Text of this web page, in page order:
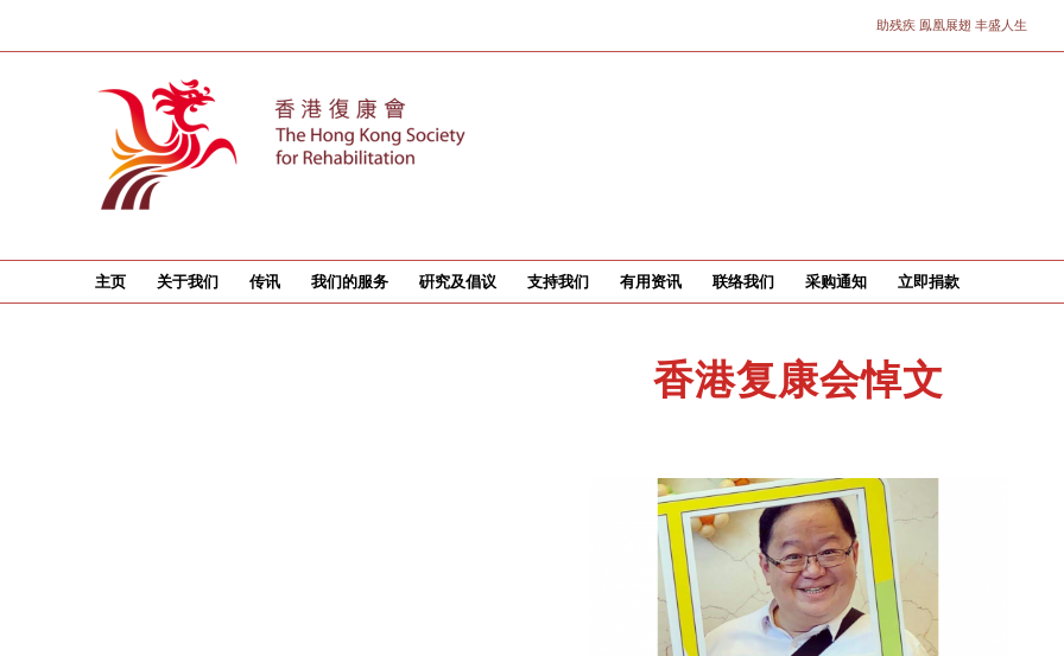
助残疾 鳯凰展翅 丰盛人生
主页 关于我们 传讯 我们的服务 硏究及倡议 支持我们 有用资讯 联络我们 采购通知 立即捐款
香港复康会悼文